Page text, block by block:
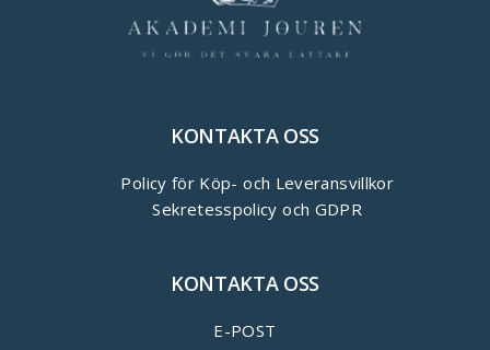
KONTAKTA OSS
Policy för Köp- och Leveransvillkor
Sekretesspolicy och GDPR
KONTAKTA OSS
E-POST